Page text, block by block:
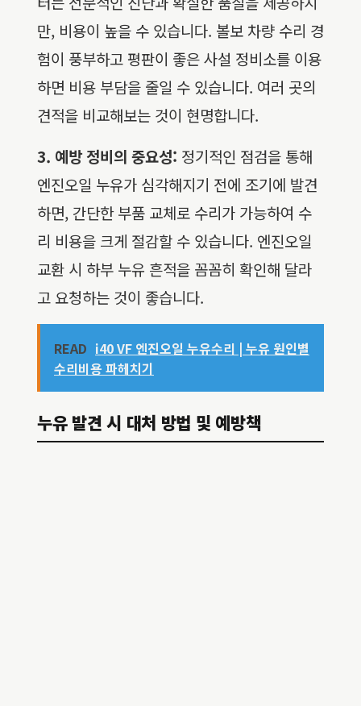
만, 비용이 높을 수 있습니다. 볼보 차량 수리 경
험이 풍부하고 평판이 좋은 사설 정비소를 이용
하면 비용 부담을 줄일 수 있습니다. 여러 곳의
견적을 비교해보는 것이 현명합니다.
3. 예방 정비의 중요성: 정기적인 점검을 통해
엔진오일 누유가 심각해지기 전에 조기에 발견
하면, 간단한 부품 교체로 수리가 가능하여 수
리 비용을 크게 절감할 수 있습니다. 엔진오일
교환 시 하부 누유 흔적을 꼼꼼히 확인해 달라
고 요청하는 것이 좋습니다.
READ i40 VF 엔진오일 누유수리 | 누유 원인별
수리비용 파헤치기
누유 발견 시 대처 방법 및 예방책